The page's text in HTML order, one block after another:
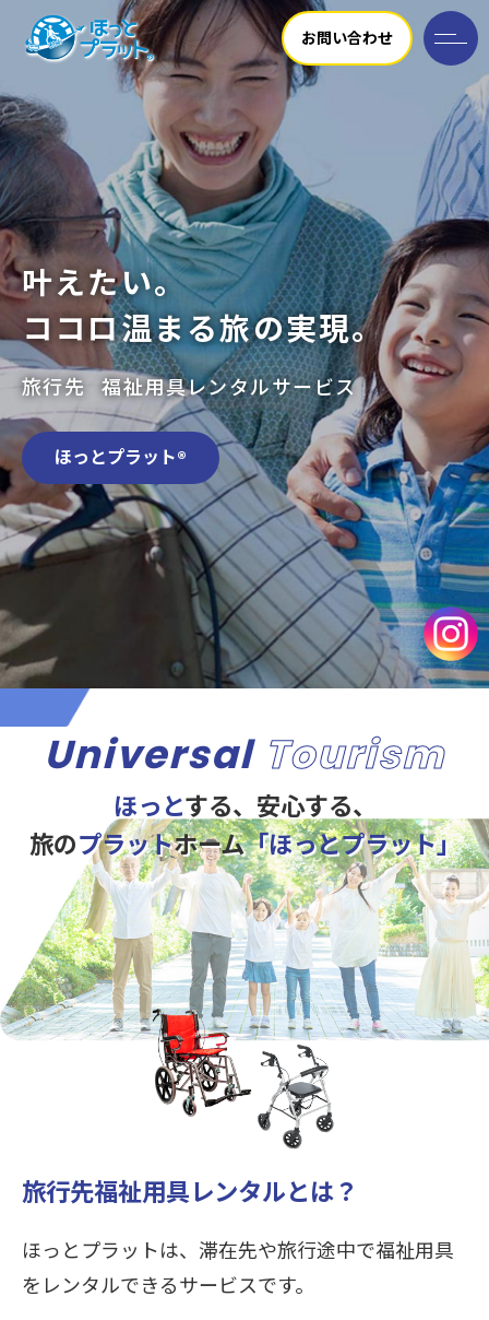
お問い合わせ
叶えたい。
ココロ温まる旅の実現。
旅行先 福祉用具レンタルサービス
ほっとプラット®
Universal Tourism
ほっとする、安心する、
旅のプラットホーム「ほっとプラット」
旅行先福祉用具レンタルとは？
ほっとプラットは、滞在先や旅行途中で福祉用具
をレンタルできるサービスです。